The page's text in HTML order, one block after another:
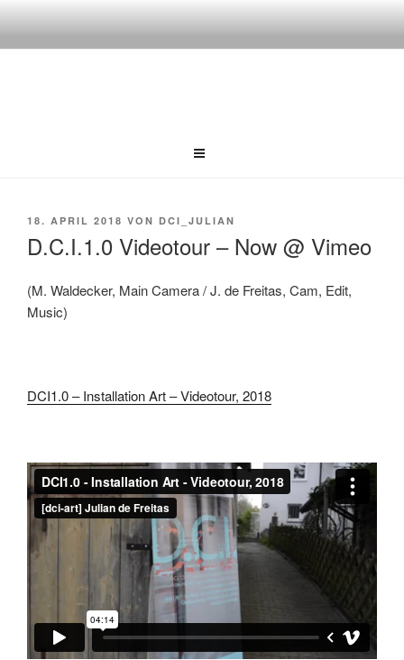
Inhalt
VERÖFFENTLICHT
18. APRIL 2018 VON DCI_JULIAN
D.C.I.1.0 Videotour – Now @ Vimeo
(M. Waldecker, Main Camera / J. de Freitas, Cam, Edit,
Music)
DCI1.0 – Installation Art – Videotour, 2018